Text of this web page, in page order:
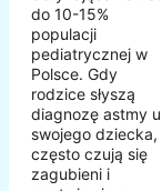
do 10-15%
populacji
pediatrycznej w
Polsce. Gdy
rodzice słyszą
diagnozę astmy u
swojego dziecka,
często czują się
zagubieni i